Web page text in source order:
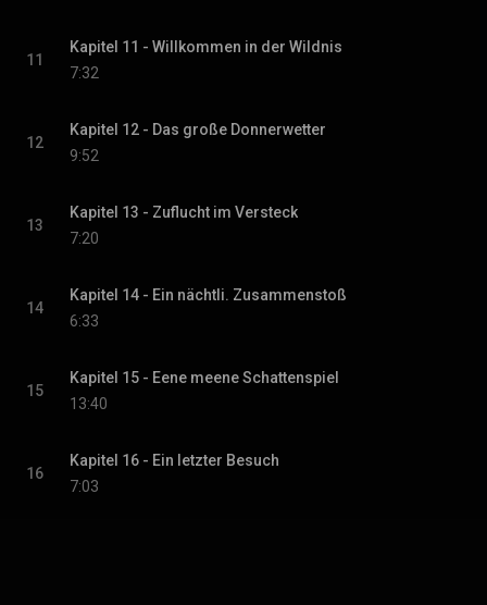
11
Kapitel 11 - Willkommen in der Wildnis
7:32
12
Kapitel 12 - Das große Donnerwetter
9:52
13
Kapitel 13 - Zuflucht im Versteck
7:20
14
Kapitel 14 - Ein nächtli. Zusammenstoß
6:33
15
Kapitel 15 - Eene meene Schattenspiel
13:40
16
Kapitel 16 - Ein letzter Besuch
7:03